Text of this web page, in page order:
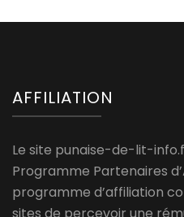
AFFILIATION
Le site punaise-de-lit-
Programme Partenaires
programme d’affiliation
sites de percevoir une